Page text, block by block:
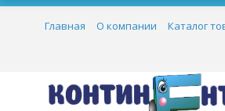
Главная О компании Каталог